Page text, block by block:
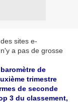
sites e-
a pas de grosse
de
trimestre
de seconde
3 du classement,